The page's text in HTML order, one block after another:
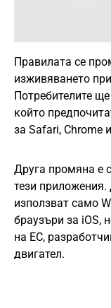
Правилата се
изживяването
Потребителите
който
за Safari, Chrome
Друга промяна е
тези
използват само
браузъри за iOS,
на ЕС,
двигател.